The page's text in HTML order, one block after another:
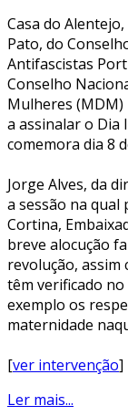
Casa do
Pato, do
Antifascistas
Conselho
Mulheres (MDM)
a assinalar o Dia
comemora dia 8
Jorge Alves, da
a sessão na
Cortina,
breve alocução
revolução, assim
têm verificado
exemplo os
maternidade
[ver intervenção]
Ler mais...